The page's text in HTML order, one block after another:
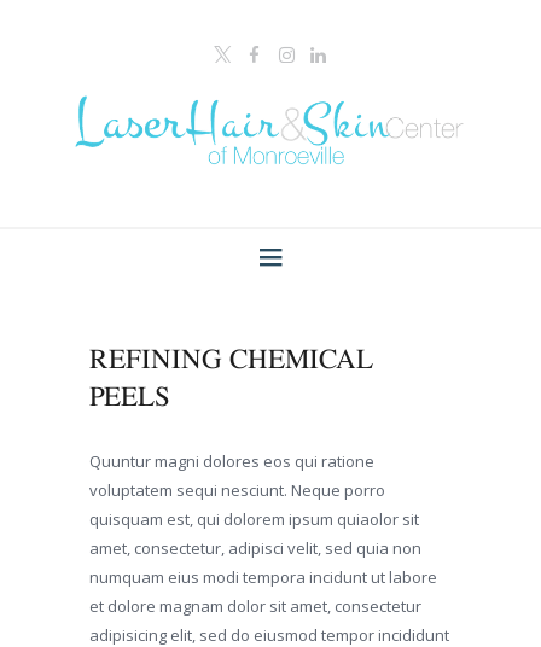
REFINING CHEMICAL
PEELS
Quuntur magni dolores eos qui ratione
voluptatem sequi nesciunt. Neque porro
quisquam est, qui dolorem ipsum quiaolor sit
amet, consectetur, adipisci velit, sed quia non
numquam eius modi tempora incidunt ut labore
et dolore magnam dolor sit amet, consectetur
adipisicing elit, sed do eiusmod tempor incididunt